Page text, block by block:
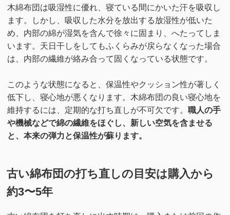
木綿布団は吸湿性に優れ、寝ている間にかいた汗を吸収し
ます。しかし、吸収した水分を放出する放湿性が低いた
め、内部の綿が湿気を含んで徐々に固まり、へたってしま
います。天日干しをしてもふくらみが戻らなくなった場合
は、内部の繊維が絡み合って固くなっている状態です。
このような状態になると、保温性やクッション性が著しく
低下し、寝心地が悪くなります。木綿布団の良い寝心地を
維持するには、定期的な打ち直しが不可欠です。 職人の手
や機械などで綿の繊維をほぐし、新しい空気を含ませる
と、本来の弾力と保温性が蘇ります。
古い綿布団の打ち直しの目安は購入から
約3〜5年